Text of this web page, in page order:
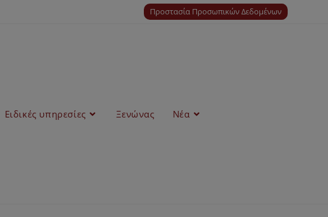
Προστασία Προσωπικών Δεδομένων
Ειδικές υπηρεσίες Ξενώνας Νέα